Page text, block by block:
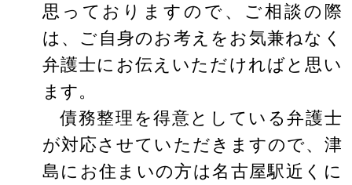
思っておりますので、ご相談の際
は、ご自身のお考えをお気兼ねなく
弁護士にお伝えいただければと思い
ます。
債務整理を得意としている弁護士
が対応させていただきますので、津
島にお住まいの方は名古屋駅近くに